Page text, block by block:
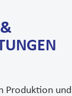
Produktion und